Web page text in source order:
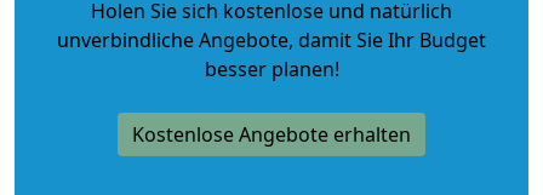
Holen Sie sich kostenlose und natürlich
unverbindliche Angebote, damit Sie Ihr Budget
besser planen!
Kostenlose Angebote erhalten